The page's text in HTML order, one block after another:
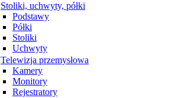
Stoliki, uchwyty, półki
Podstawy
Półki
Stoliki
Uchwyty
Telewizja przemysłowa
Kamery
Monitory
Rejestratory